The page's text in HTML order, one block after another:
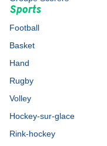
Sports
Football
Basket
Hand
Rugby
Volley
Hockey-sur-glace
Rink-hockey